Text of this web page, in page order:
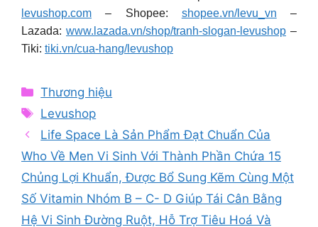
levushop.com – Shopee: shopee.vn/levu_vn –
Lazada: www.lazada.vn/shop/tranh-slogan-levushop –
Tiki: tiki.vn/cua-hang/levushop
Categories
Thương hiệu
Tags
Levushop
Life Space Là Sản Phẩm Đạt Chuẩn Của
Who Về Men Vi Sinh Với Thành Phần Chứa 15
Chủng Lợi Khuẩn, Được Bổ Sung Kẽm Cùng Một
Số Vitamin Nhóm B – C- D Giúp Tái Cân Bằng
Hệ Vi Sinh Đường Ruột, Hỗ Trợ Tiêu Hoá Và